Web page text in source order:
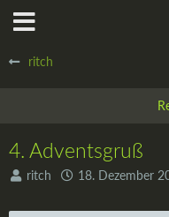
ritch
4. Adventsgruß
ritch 18. Dezember